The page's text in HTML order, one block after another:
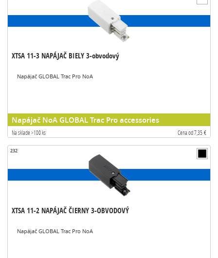
XTSA 11-3 NAPÁJAČ BIELY 3-obvodový
Napájač GLOBAL Trac Pro NoA
Napájač NoA GLOBAL Trac Pro accessories
Na sklade >100 ks Cena od 7,35 €
232
XTSA 11-2 NAPÁJAČ ČIERNY 3-OBVODOVÝ
Napájač GLOBAL Trac Pro NoA